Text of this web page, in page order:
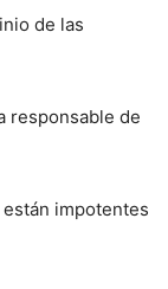
de las
responsable de
impotentes